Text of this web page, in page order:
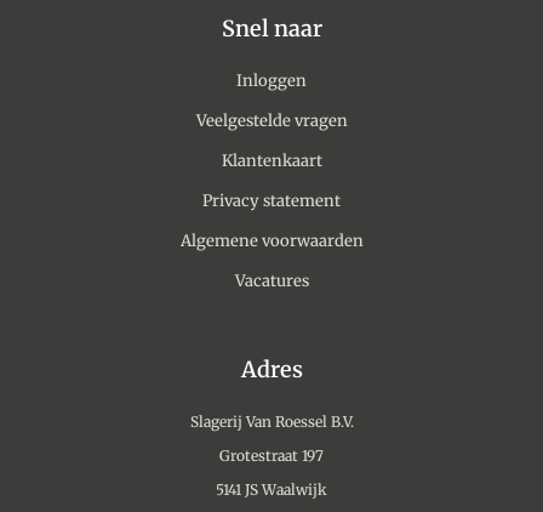
Snel naar
Inloggen
Veelgestelde vragen
Klantenkaart
Privacy statement
Algemene voorwaarden
Vacatures
Adres
Slagerij Van Roessel B.V.
Grotestraat 197
5141 JS Waalwijk